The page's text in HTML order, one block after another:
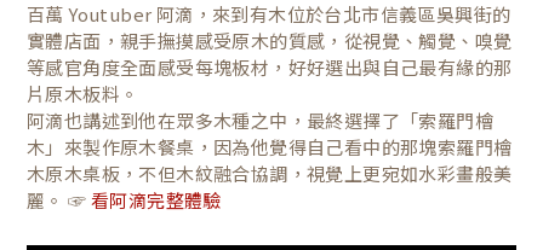
百萬 Youtuber 阿滴，來到有木位於台北市信義區吳興街的
實體店面，親手撫摸感受原木的質感，從視覺、觸覺、嗅覺
等感官角度全面感受每塊板材，好好選出與自己最有緣的那
片原木板料。
阿滴也講述到他在眾多木種之中，最終選擇了「索羅門檜
木」來製作原木餐桌，因為他覺得自己看中的那塊索羅門檜
木原木桌板，不但木紋融合協調，視覺上更宛如水彩畫般美
麗。 ☞ 看阿滴完整體驗